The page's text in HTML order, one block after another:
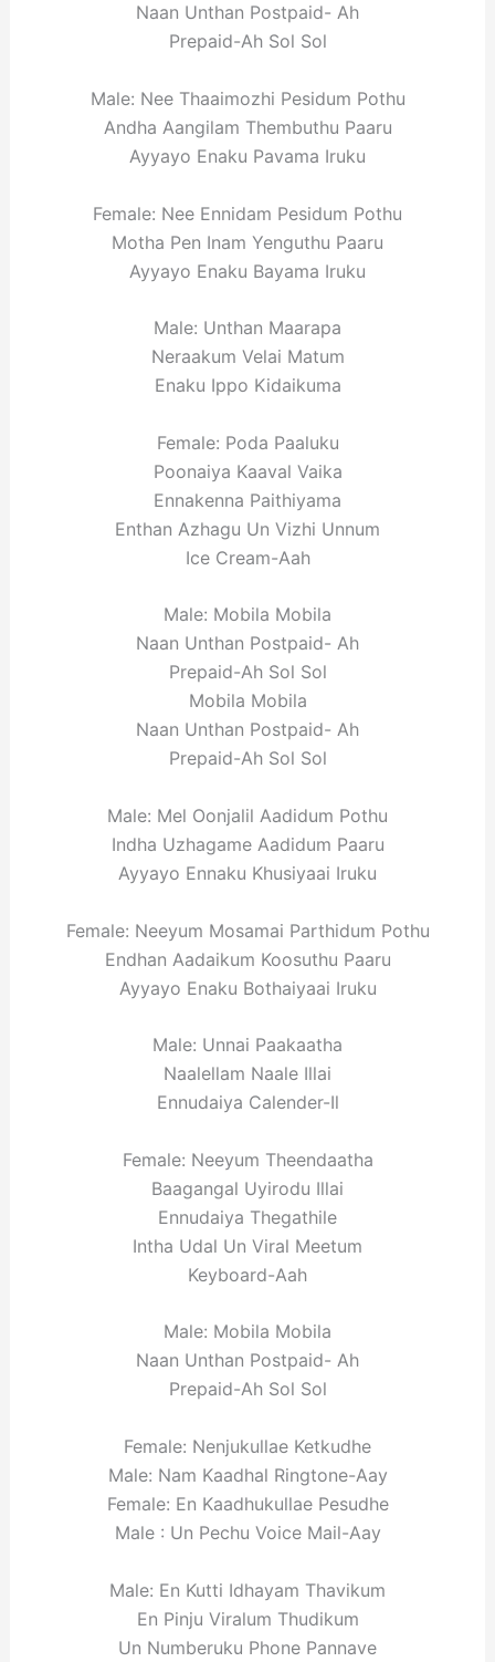
Naan Unthan Postpaid- Ah
Prepaid-Ah Sol Sol
Male: Nee Thaaimozhi Pesidum Pothu
Andha Aangilam Thembuthu Paaru
Ayyayo Enaku Pavama Iruku
Female: Nee Ennidam Pesidum Pothu
Motha Pen Inam Yenguthu Paaru
Ayyayo Enaku Bayama Iruku
Male: Unthan Maarapa
Neraakum Velai Matum
Enaku Ippo Kidaikuma
Female: Poda Paaluku
Poonaiya Kaaval Vaika
Ennakenna Paithiyama
Enthan Azhagu Un Vizhi Unnum
Ice Cream-Aah
Male: Mobila Mobila
Naan Unthan Postpaid- Ah
Prepaid-Ah Sol Sol
Mobila Mobila
Naan Unthan Postpaid- Ah
Prepaid-Ah Sol Sol
Male: Mel Oonjalil Aadidum Pothu
Indha Uzhagame Aadidum Paaru
Ayyayo Ennaku Khusiyaai Iruku
Female: Neeyum Mosamai Parthidum Pothu
Endhan Aadaikum Koosuthu Paaru
Ayyayo Enaku Bothaiyaai Iruku
Male: Unnai Paakaatha
Naalellam Naale Illai
Ennudaiya Calender-Il
Female: Neeyum Theendaatha
Baagangal Uyirodu Illai
Ennudaiya Thegathile
Intha Udal Un Viral Meetum
Keyboard-Aah
Male: Mobila Mobila
Naan Unthan Postpaid- Ah
Prepaid-Ah Sol Sol
Female: Nenjukullae Ketkudhe
Male: Nam Kaadhal Ringtone-Aay
Female: En Kaadhukullae Pesudhe
Male : Un Pechu Voice Mail-Aay
Male: En Kutti Idhayam Thavikum
En Pinju Viralum Thudikum
Un Numberuku Phone Pannave